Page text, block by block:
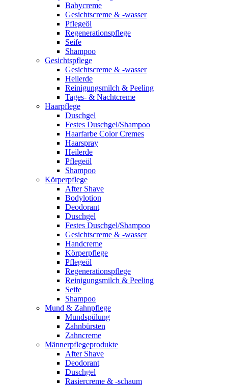
Babycreme
Gesichtscreme & -wasser
Pflegeöl
Regenerationspflege
Seife
Shampoo
Gesichtspflege
Gesichtscreme & -wasser
Heilerde
Reinigungsmilch & Peeling
Tages- & Nachtcreme
Haarpflege
Duschgel
Festes Duschgel/Shampoo
Haarfarbe Color Cremes
Haarspray
Heilerde
Pflegeöl
Shampoo
Körperpflege
After Shave
Bodylotion
Deodorant
Duschgel
Festes Duschgel/Shampoo
Gesichtscreme & -wasser
Handcreme
Körperpflege
Pflegeöl
Regenerationspflege
Reinigungsmilch & Peeling
Seife
Shampoo
Mund & Zahnpflege
Mundspülung
Zahnbürsten
Zahncreme
Männerpflegeprodukte
After Shave
Deodorant
Duschgel
Rasiercreme & -schaum